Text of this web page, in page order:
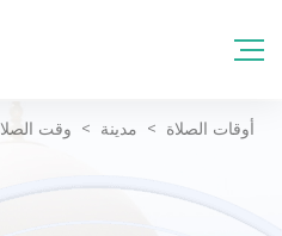
أوقات الصلاة > مدينة > وقت